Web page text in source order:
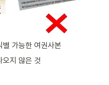
가능한 여권사본
오지 않은 것